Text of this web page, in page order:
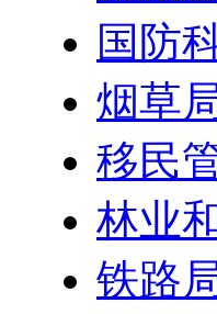
国防
烟草
移民
林业
铁路